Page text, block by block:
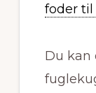
foder til
Du kan